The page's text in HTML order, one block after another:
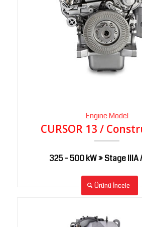
Engine Model
CURSOR 13 /
325 – 500 kW » Stage IIIA
Ürünü İncele